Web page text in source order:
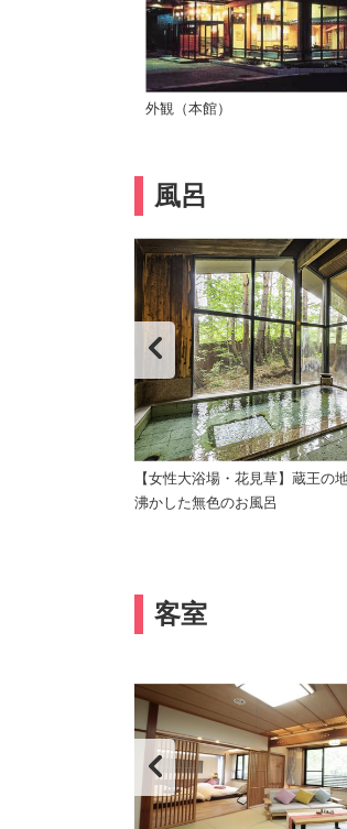
外観（本館）
風呂
【女性大浴場・花見草】蔵王の
沸かした無色のお風呂
客室